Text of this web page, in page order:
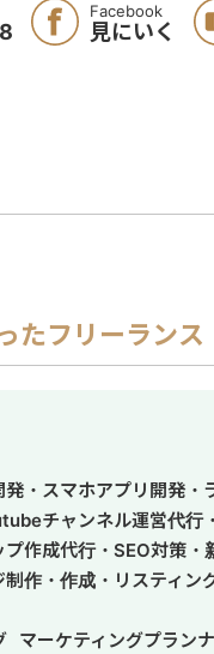
Facebook
見にいく
たフリーランス
発・スマホアプリ開発・
チャンネル運営代行
プ作成代行・SEO対策
制作・作成・リスティン
マーケティングプラン